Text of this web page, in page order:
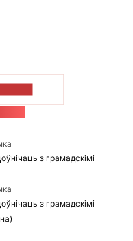
з грамадскімі
з грамадскімі